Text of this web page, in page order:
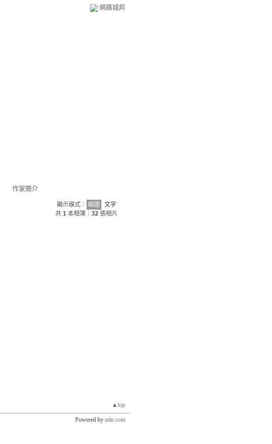
網路城邦
作家簡介
顯示模式： 縮圖
文字
共 1 本相簿｜ 32 張相片
▲top
Powered by udn.com